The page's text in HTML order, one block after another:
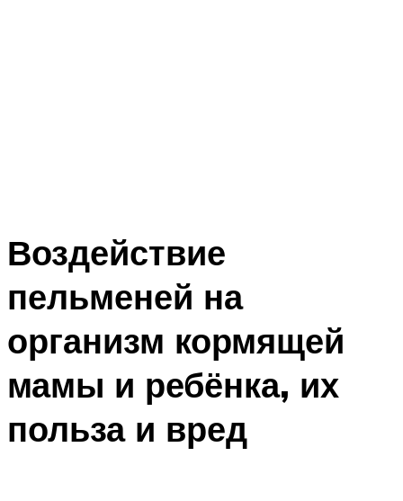
Воздействие
пельменей на
организм кормящей
мамы и ребёнка, их
польза и вред